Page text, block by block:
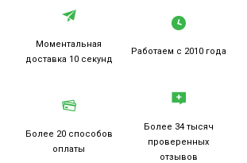
Моментальная
доставка 10 секунд
Работаем с 2010 года
Более 20 способов
оплаты
Более 34 тысяч
проверенных
отзывов